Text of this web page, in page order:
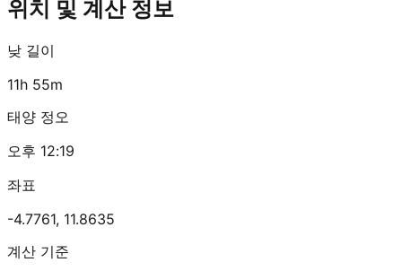
위치 및 계산 정보
낮 길이
11h 55m
태양 정오
오후 12:19
좌표
-4.7761, 11.8635
계산 기준